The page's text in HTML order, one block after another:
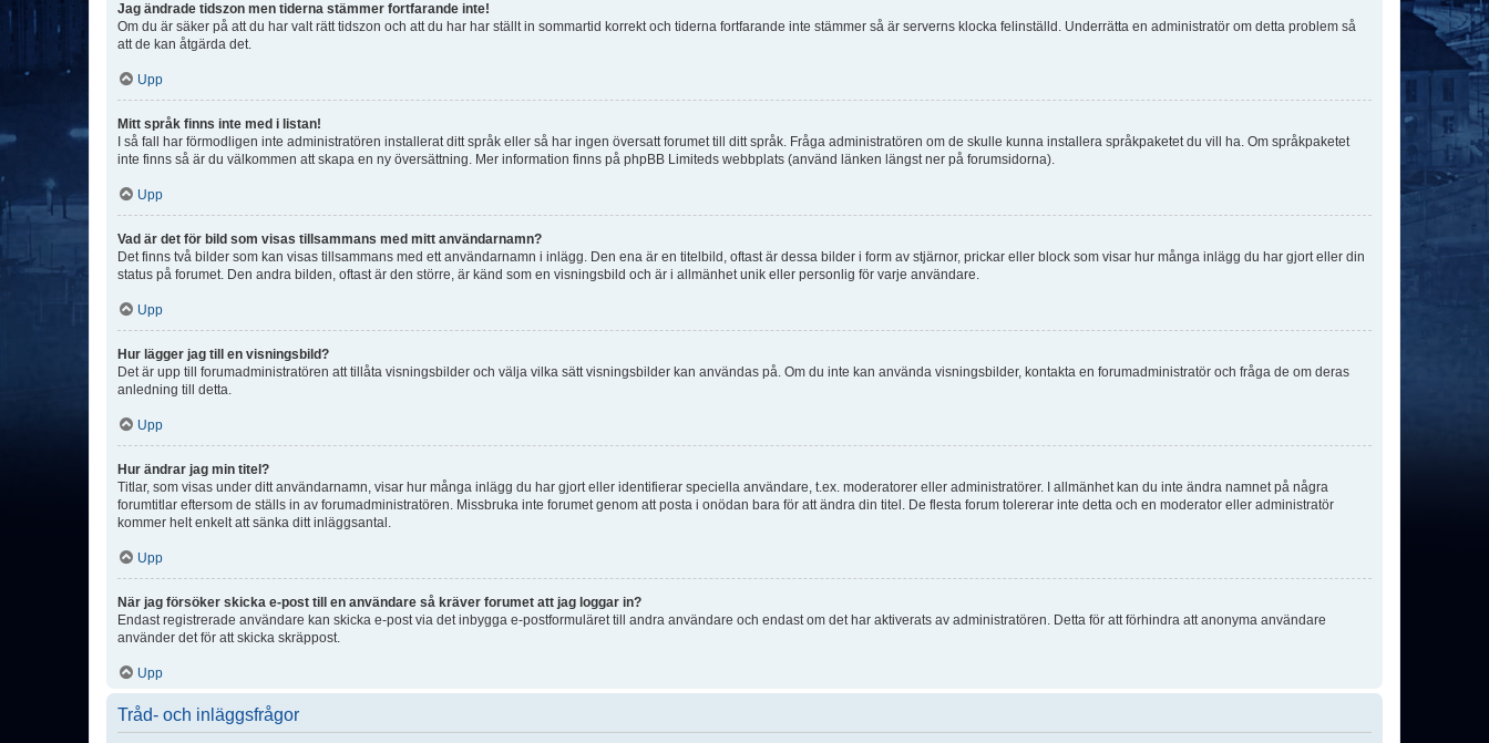
Jag ändrade tidszon men tiderna stämmer fortfarande inte!
Om du är säker på att du har valt rätt tidszon och att du har har ställt in sommartid korrekt och tiderna fortfarande inte stämmer så är serverns klocka felinställd. Underrätta en administratör om detta problem så
att de kan åtgärda det.
Upp
Mitt språk finns inte med i listan!
I så fall har förmodligen inte administratören installerat ditt språk eller så har ingen översatt forumet till ditt språk. Fråga administratören om de skulle kunna installera språkpaketet du vill ha. Om språkpaketet
inte finns så är du välkommen att skapa en ny översättning. Mer information finns på phpBB Limiteds webbplats (använd länken längst ner på forumsidorna).
Upp
Vad är det för bild som visas tillsammans med mitt användarnamn?
Det finns två bilder som kan visas tillsammans med ett användarnamn i inlägg. Den ena är en titelbild, oftast är dessa bilder i form av stjärnor, prickar eller block som visar hur många inlägg du har gjort eller din
status på forumet. Den andra bilden, oftast är den större, är känd som en visningsbild och är i allmänhet unik eller personlig för varje användare.
Upp
Hur lägger jag till en visningsbild?
Det är upp till forumadministratören att tillåta visningsbilder och välja vilka sätt visningsbilder kan användas på. Om du inte kan använda visningsbilder, kontakta en forumadministratör och fråga de om deras
anledning till detta.
Upp
Hur ändrar jag min titel?
Titlar, som visas under ditt användarnamn, visar hur många inlägg du har gjort eller identifierar speciella användare, t.ex. moderatorer eller administratörer. I allmänhet kan du inte ändra namnet på några
forumtitlar eftersom de ställs in av forumadministratören. Missbruka inte forumet genom att posta i onödan bara för att ändra din titel. De flesta forum tolererar inte detta och en moderator eller administratör
kommer helt enkelt att sänka ditt inläggsantal.
Upp
När jag försöker skicka e-post till en användare så kräver forumet att jag loggar in?
Endast registrerade användare kan skicka e-post via det inbygga e-postformuläret till andra användare och endast om det har aktiverats av administratören. Detta för att förhindra att anonyma användare
använder det för att skicka skräppost.
Upp
Tråd- och inläggsfrågor